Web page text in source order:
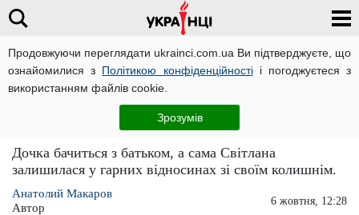
Продовжуючи переглядати ukrainci.com.ua Ви підтверджуєте, що
ознайомилися з Політикою конфіденційностіі погоджуєтеся з
використанням файлів cookie.
Зрозумів
Світлана Лобода відверто розповіла про
стосунки з колишнім чоловіком
Дочка бачиться з батьком, а сама Світлана
залишилася у гарних відносинах зі своїм колишнім.
Анатолий Макаров
Автор
6 жовтня, 12:28